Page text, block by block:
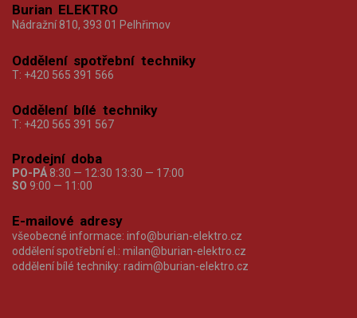
Burian ELEKTRO
Nádražní 810, 393 01 Pelhřimov
Oddělení spotřební techniky
T: +420 565 391 566
Oddělení bílé techniky
T: +420 565 391 567
Prodejní doba
PO-PÁ 8:30 — 12:30 13:30 — 17:00
SO 9:00 — 11:00
E-mailové adresy
všeobecné informace: info@burian-elektro.cz
oddělení spotřební el.: milan@burian-elektro.cz
oddělení bílé techniky: radim@burian-elektro.cz